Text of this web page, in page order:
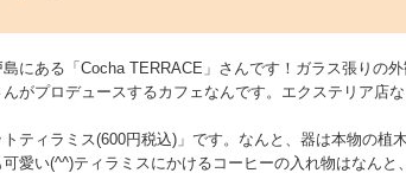
にある「Cocha TERRACE」さんです！ガラス張りの外
がプロデュースするカフェなんです。エクステリア店な
ティラミス(600円税込)」です。なんと、器は本物の植
愛い(^^)ティラミスにかけるコーヒーの入れ物はなんと、